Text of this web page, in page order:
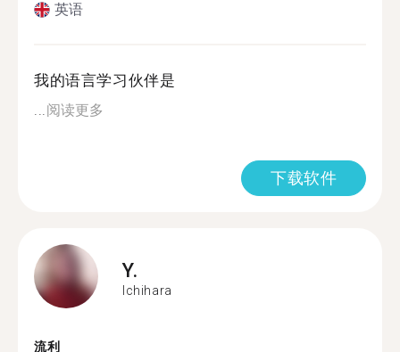
英语
我的语言学习伙伴是
...阅读更多
下载软件
Y.
Ichihara
流利